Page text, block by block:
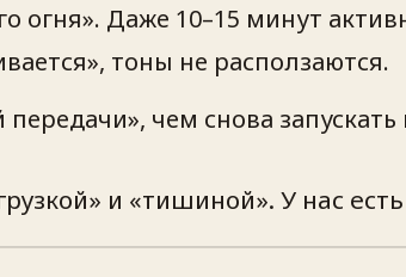
Даже 10–15 минут
тоны не расползаются.
чем снова запускать
и «тишиной». У нас